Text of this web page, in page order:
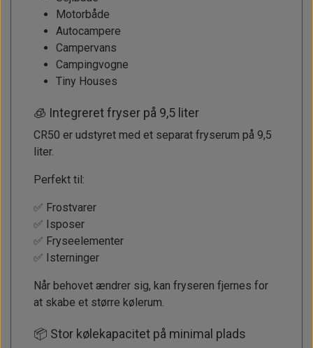
Motorbåde
Autocampere
Campervans
Campingvogne
Tiny Houses
🧊 Integreret fryser på 9,5 liter
CR50 er udstyret med et separat fryserum på 9,5
liter.
Perfekt til:
✅ Frostvarer
✅ Isposer
✅ Fryseelementer
✅ Isterninger
Når behovet ændrer sig, kan fryseren fjernes for
at skabe et større kølerum.
📦 Stor kølekapacitet på minimal plads